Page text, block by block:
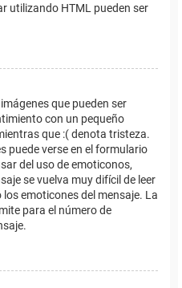
utilizando HTML pueden ser
que pueden ser
con un pequeño
que :( denota tristeza.
puede verse en el formulario
del uso de emoticonos,
se vuelva muy difícil de leer
emoticones del mensaje. La
para el número de